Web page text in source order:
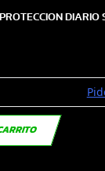
DIARIO